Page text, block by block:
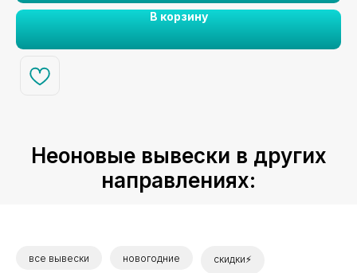
В корзину
Неоновые вывески в других
направлениях:
все вывески новогодние скидки⚡